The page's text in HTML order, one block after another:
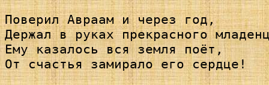
Поверил Авраам и через год,
Держал в руках прекрасного
Ему казалось вся земля поёт,
От счастья замирало его сердце!